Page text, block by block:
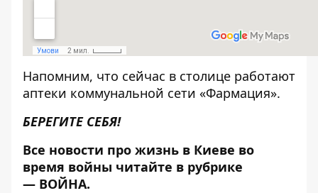
Напомним, что сейчас в столице работают
аптеки коммунальной сети «Фармация».
БЕРЕГИТЕ СЕБЯ!
Все новости про жизнь в Киеве во
время войны читайте в рубрике
— ВОЙНА.